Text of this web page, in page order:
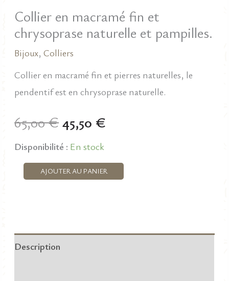
Collier en macramé fin et
chrysoprase naturelle et pampilles.
Bijoux,Colliers
Collier en macramé fin et pierres naturelles, le
pendentif est en chrysoprase naturelle.
65,00€Le
prix
initial
45,50 €
actuel
Disponibilité : En stock
quantité
macramé
AJOUTER AU PANIER
Description